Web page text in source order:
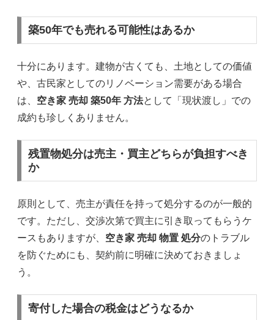
築50年でも売れる可能性はあるか
十分にあります。建物が古くても、土地としての価値
や、古民家としてのリノベーション需要がある場合
は、 空き家 売却 築50年 方法として「現状渡し」での
成約も珍しくありません。
残置物処分は売主・買主どちらが負担すべき
か
原則として、売主が責任を持って処分するのが一般的
です。ただし、交渉次第で買主に引き取ってもらうケ
ースもありますが、 空き家 売却 物置 処分のトラブル
を防ぐためにも、契約前に明確に決めておきましょ
う。
寄付した場合の税金はどうなるか